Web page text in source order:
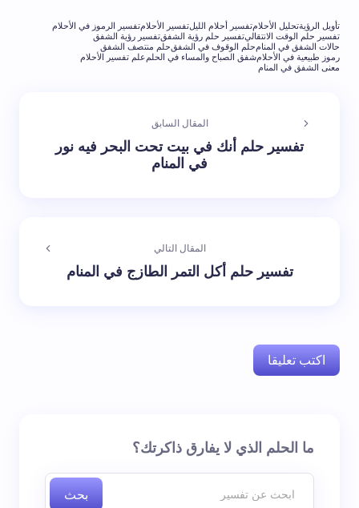
تأويل الرؤيةتحليل الأحلامتفسير أحلام الليلتفسير الأحلامتفسير الرموز في الأحلام
تفسير حلم الوقت الانتقاليتفسير حلم رؤية الشفقتفسير رؤية الشفق
حالات الشفق في المنامحلم الوقوف في الشفقحلم منتصف الشفق
رموز طبيعية في الأحلامشفق الصباح والمساء في الحلم علم تفسير الأحلام
معنى الشفق في المنام
المقال السابق
تفسير حلم أنك في بيت تحت البحر فيه نور
في المنام
المقال التالي
تفسير حلم أكل التمر الطازج في المنام
اكتب تعليقا
لن يتم نشر عنوان بريدك الإلكتروني. الحقول الإلزامية مشارما الحلم الذي لا يفارق ذاكرتك؟
بحث